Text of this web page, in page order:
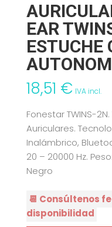
EAR
ESTUCHE
18,51 € IVA incl.
Fonestar TWINS-
Auriculares.
Inalámbrico,
20 – 20000 Hz.
Negro
📆 Consúltenos
disponibilidad